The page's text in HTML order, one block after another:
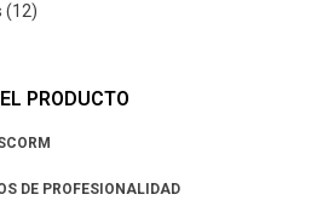
(12)
PRODUCTO
DE PROFESIONALIDAD